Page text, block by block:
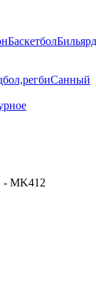
БаскетболБильярд
Санный
- MK412